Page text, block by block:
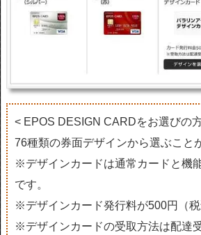
< EPOS DESIGN CARDをお選びの
76種類の券面デザインから選ぶこと
※デザインカードは通常カードと機
です。
※デザインカード発行料が500円（税
※デザインカードの受取方法は配達